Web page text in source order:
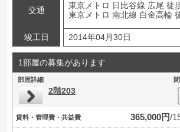
交通
東京メトロ 日比谷線 広尾 徒
東京メトロ 南北線 白金高輪
竣工日 2014年04月30日
1部屋の募集があります
部屋詳細
2階203
賃料・管理費・共益費 365,000円